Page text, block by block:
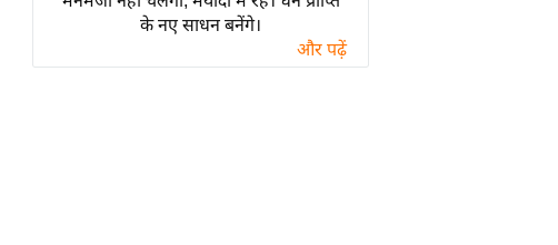
पर्यटन स्थल
फिटनेस मंत्रा
के नए साधन बनेंगे।
और पढ़ें